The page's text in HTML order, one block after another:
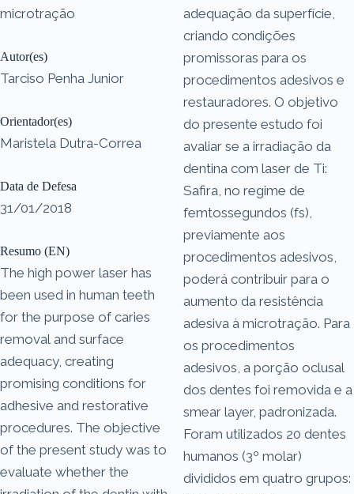
microtração
Autor(es)
Tarciso Penha Junior
Orientador(es)
Maristela Dutra-Correa
Data de Defesa
31/01/2018
Resumo (EN)
The high power laser has
been used in human teeth
for the purpose of caries
removal and surface
adequacy, creating
promising conditions for
adhesive and restorative
procedures. The objective
of the present study was to
evaluate whether the
adequação da superfície,
criando condições
promissoras para os
procedimentos adesivos e
restauradores. O objetivo
do presente estudo foi
avaliar se a irradiação da
dentina com laser de Ti:
Safira, no regime de
femtossegundos (fs),
previamente aos
procedimentos adesivos,
poderá contribuir para o
aumento da resistência
adesiva à microtração. Para
os procedimentos
adesivos, a porção oclusal
dos dentes foi removida e a
smear layer, padronizada.
Foram utilizados 20 dentes
humanos (3º molar)
divididos em quatro grupos: